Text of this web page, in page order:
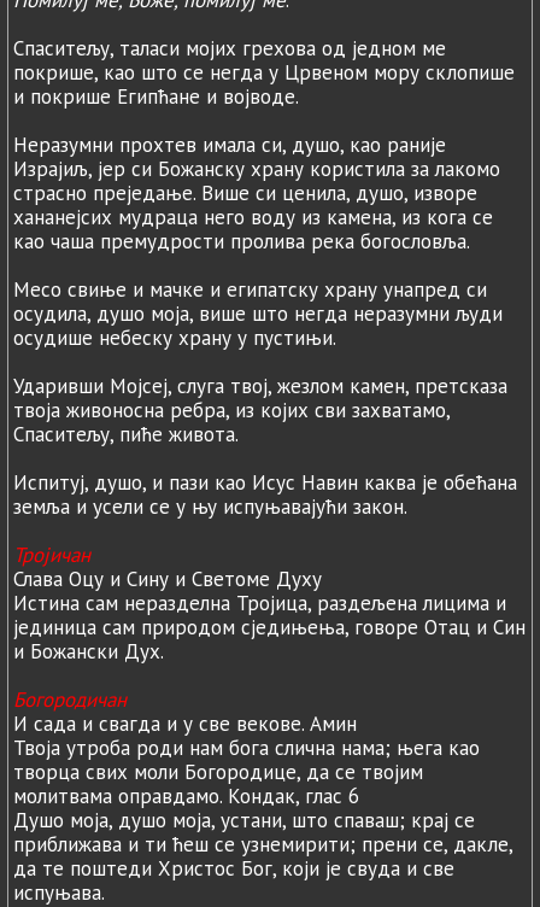
Спаситељу, таласи мојих грехова од једном ме
покрише, као што се негда у Црвеном мору склопише
и покрише Египћане и војводе.
Неразумни прохтев имала си, душо, као раније
Израјиљ, јер си Божанску храну користила за лакомо
страсно преједање. Више си ценила, душо, изворе
хананејсих мудраца него воду из камена, из кога се
као чаша премудрости пролива река богословља.
Месо свиње и мачке и египатску храну унапред си
осудила, душо моја, више што негда неразумни људи
осудише небеску храну у пустињи.
Ударивши Мојсеј, слуга твој, жезлом камен, претсказа
твоја живоносна ребра, из којих сви захватамо,
Спаситељу, пиће живота.
Испитуј, душо, и пази као Исус Навин каква је обећана
земља и усели се у њу испуњавајући закон.
Тројичан
Слава Оцу и Сину и Светоме Духу
Истина сам неразделна Тројица, раздељена лицима и
јединица сам природом сједињења, говоре Отац и Син
и Божански Дух.
Богородичан
И сада и свагда и у све векове. Амин
Твоја утроба роди нам бога слична нама; њега као
творца свих моли Богородице, да се твојим
молитвама оправдамо. Кондак, глас 6
Душо моја, душо моја, устани, што спаваш; крај се
приближава и ти ћеш се узнемирити; прени се, дакле,
да те поштеди Христос Бог, који је свуда и све
испуњава.